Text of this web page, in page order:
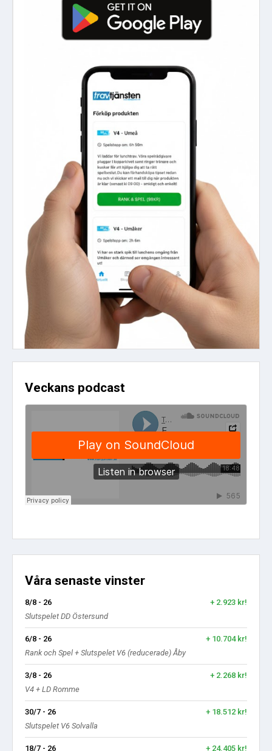
Veckans podcast
Våra senaste vinster
8/8 - 26
+ 2.923 kr!
Slutspelet DD Östersund
6/8 - 26
+ 10.704 kr!
Rank och Spel + Slutspelet V6 (reducerade) Åby
3/8 - 26
+ 2.268 kr!
V4 + LD Romme
30/7 - 26
+ 18.512 kr!
Slutspelet V6 Solvalla
18/7 - 26
+ 24.405 kr!